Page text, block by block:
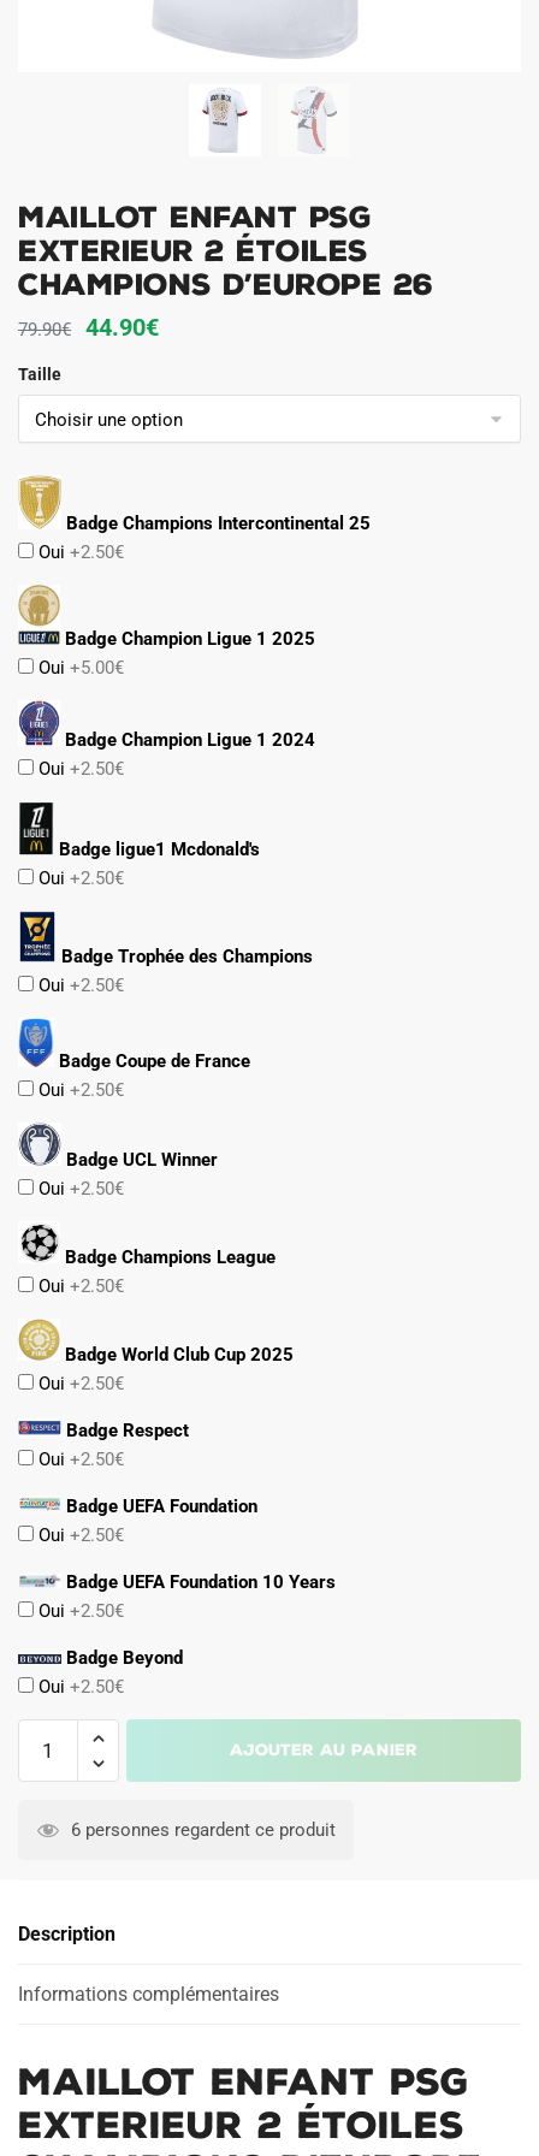
Maillot Enfant PSG
Exterieur 2 étoiles
Champions D’Europe 26
79.90€
Le
initial
était :
44.90€Le
actuel
est :
Taille
Badge Champions Intercontinental 25
Oui +2.50€
Badge Champion Ligue 1 2025
Oui +5.00€
Badge Champion Ligue 1 2024
Oui +2.50€
Badge ligue1 Mcdonald's
Oui +2.50€
Badge Trophée des Champions
Oui +2.50€
Badge Coupe de France
Oui +2.50€
Badge UCL Winner
Oui +2.50€
Badge Champions League
Oui +2.50€
Badge World Club Cup 2025
Oui +2.50€
Badge Respect
Oui +2.50€
Badge UEFA Foundation
Oui +2.50€
Badge UEFA Foundation 10 Years
Oui +2.50€
Badge Beyond
Oui +2.50€
Enfant
étoiles
D'Europe
Ajouter au panier
6 personnes regardent ce produit
Description
Informations complémentaires
Maillot Enfant PSG
Exterieur 2 étoiles